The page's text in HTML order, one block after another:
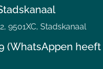
9501XC, Stadskanaal
(WhatsAppen